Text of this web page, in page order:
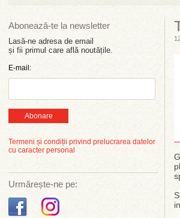
Abonează-te la newsletter
Lasă-ne adresa de email
și fii primul care află noutățile.
E-mail:
Abonare
Termeni și condiții privind prelucrarea datelor
cu caracter personal
Urmărește-ne pe: